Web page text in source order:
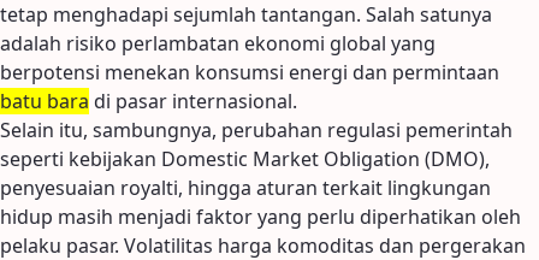
tetap menghadapi sejumlah tantangan. Salah satunya
adalah risiko perlambatan ekonomi global yang
berpotensi menekan konsumsi energi dan permintaan
batu bara di pasar internasional.
Selain itu, sambungnya, perubahan regulasi pemerintah
seperti kebijakan Domestic Market Obligation (DMO),
penyesuaian royalti, hingga aturan terkait lingkungan
hidup masih menjadi faktor yang perlu diperhatikan oleh
pelaku pasar. Volatilitas harga komoditas dan pergerakan